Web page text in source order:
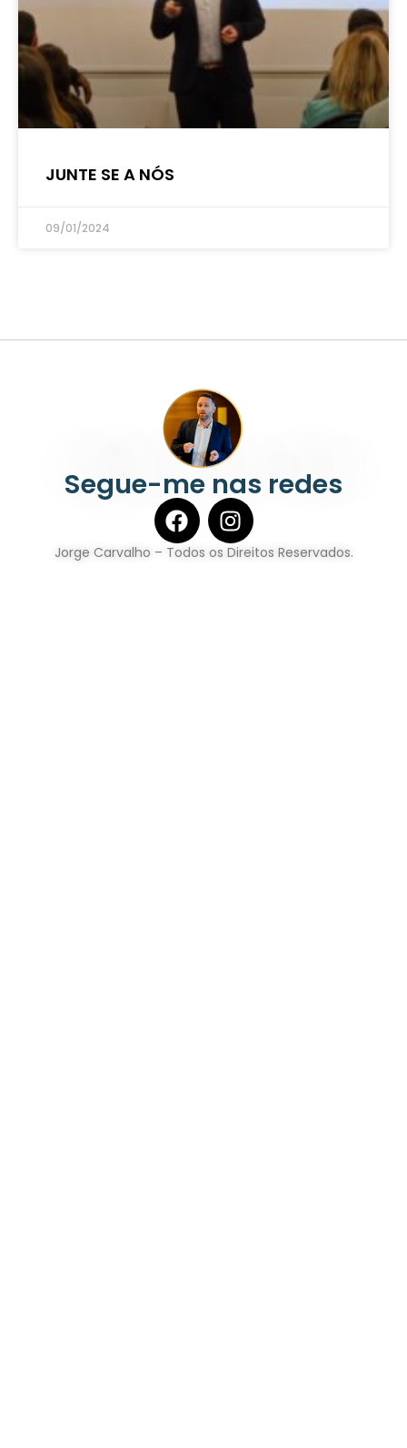
JUNTE SE A NÓS
09/01/2024
Segue-me nas redes
Jorge Carvalho – Todos os Direitos Reservados.